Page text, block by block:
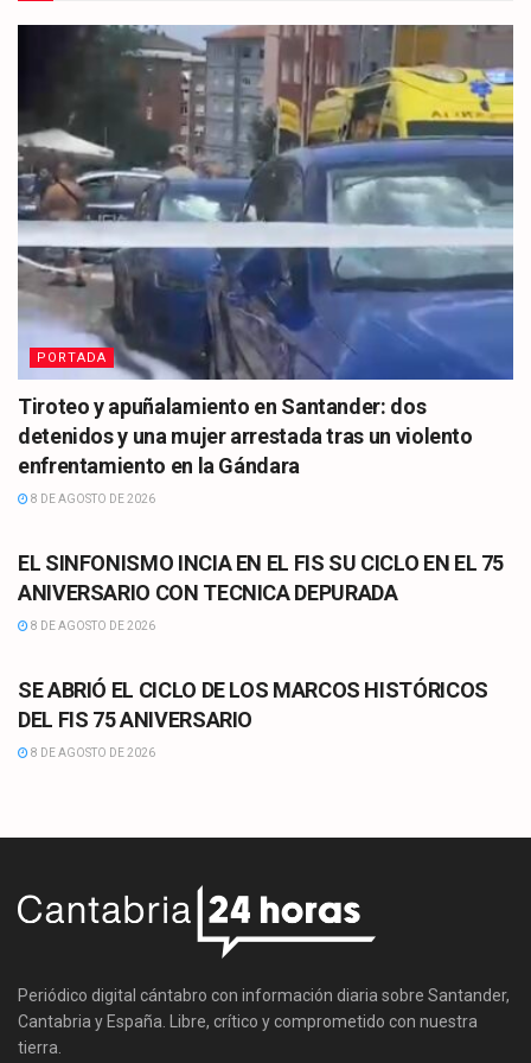
PORTADA
Tiroteo y apuñalamiento en Santander: dos
detenidos y una mujer arrestada tras un violento
enfrentamiento en la Gándara
8 DE AGOSTO DE 2026
EL SINFONISMO INCIA EN EL FIS SU CICLO EN EL 75
ANIVERSARIO CON TECNICA DEPURADA
8 DE AGOSTO DE 2026
SE ABRIÓ EL CICLO DE LOS MARCOS HISTÓRICOS
DEL FIS 75 ANIVERSARIO
8 DE AGOSTO DE 2026
Periódico digital cántabro con información diaria sobre Santander,
Cantabria y España. Libre, crítico y comprometido con nuestra
tierra.